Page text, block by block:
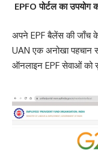
EPFO पोर्टल का
अपने EPF बैलेंस की जाँच
UAN एक अनोखा पहचान
ऑनलाइन EPF सेवाओं को